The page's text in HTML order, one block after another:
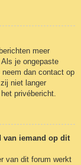
meer
je ongepaste
dan contact op
niet langer
privébericht.
van iemand op dit
van dit forum werkt